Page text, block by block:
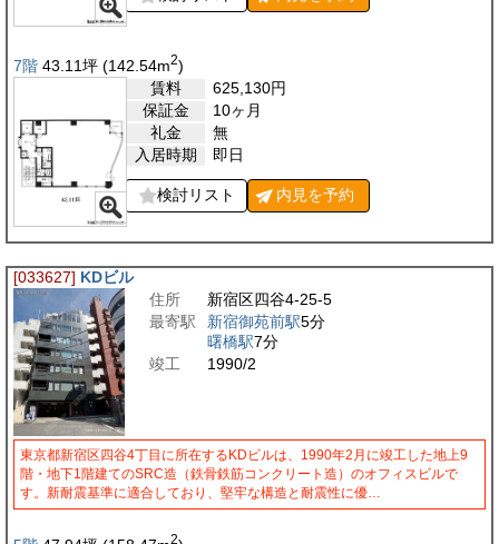
7階 43.11坪 (142.54m2)
賃料
625,130円
保証金
10ヶ月
礼金
無
入居時期
即日
検討リスト 内見を予約
[033627] KDビル
住所
新宿区四谷4-25-5
最寄駅
新宿御苑前駅5分
曙橋駅7分
竣工
1990/2
東京都新宿区四谷4丁目に所在するKDビルは、1990年2月に竣工した地上9
階・地下1階建てのSRC造（鉄骨鉄筋コンクリート造）のオフィスビルで
す。新耐震基準に適合しており、堅牢な構造と耐震性に優…
2